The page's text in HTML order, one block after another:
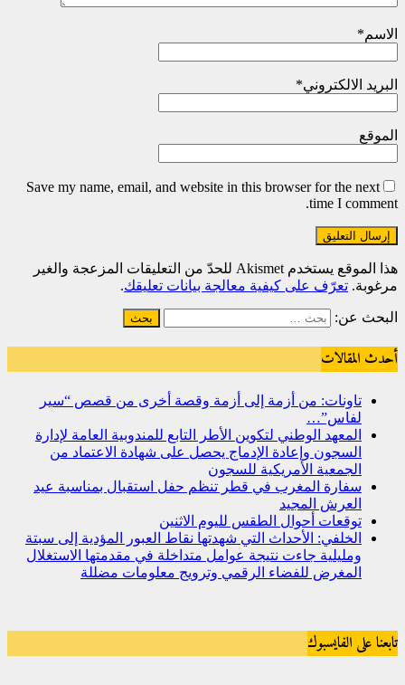
الاسم*
البريد الالكتروني*
الموقع
Save my name, email, and website in this browser for the next
time I comment.
هذا الموقع يستخدم Akismet للحدّ من التعليقات المزعجة والغير
مرغوبة. تعرّف على كيفية معالجة بيانات تعليقك.
البحث عن:
أحدث المقالات
تاونات: من أزمة إلى أزمة وقصة أخرى من قصص “سير
لفاس”…
المعهد الوطني لتكوين الأطر التابع للمندوبية العامة لإدارة
السجون وإعادة الإدماج يحصل على شهادة الاعتماد من
الجمعية الأمريكية للسجون
سفارة المغرب في قطر تنظم حفل استقبال بمناسبة عيد
العرش المجيد
توقعات أحوال الطقس لليوم الاثنين
الخلفي: الأحداث التي شهدتها نقاط العبور المؤدية إلى سبتة
ومليلية جاءت نتيجة عوامل متداخلة في مقدمتها الاستغلال
المغرض للفضاء الرقمي وترويج معلومات مضللة
تابعنا على الفايسبوك